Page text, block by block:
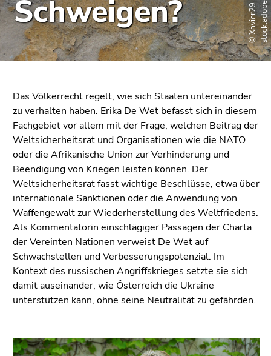
Sie diesen
Link.
Zum
1)
Zur
Positionsanzeige
(Zugriffstaste
2)
Zur
Hauptnavigation
(Zugriffstaste
3)
Zur
Unternavigation
(Zugriffstaste
4)
Zu
den
5)
Schweigen?
©
X
a
v
i
e
r
2
9
-
s
t
o
c
k
.
a
d
o
b
e
.
c
om
Das Völkerrecht regelt, wie sich Staaten untereinander
zu verhalten haben. Erika De Wet befasst sich in diesem
Fachgebiet vor allem mit der Frage, welchen Beitrag der
Weltsicherheitsrat und Organisationen wie die NATO
oder die Afrikanische Union zur Verhinderung und
Beendigung von Kriegen leisten können. Der
Weltsicherheitsrat fasst wichtige Beschlüsse, etwa über
internationale Sanktionen oder die Anwendung von
Waffengewalt zur Wiederherstellung des Weltfriedens.
Als Kommentatorin einschlägiger Passagen der Charta
der Vereinten Nationen verweist De Wet auf
Schwachstellen und Verbesserungspotenzial. Im
Kontext des russischen Angriffskrieges setzte sie sich
damit auseinander, wie Österreich die Ukraine
unterstützen kann, ohne seine Neutralität zu gefährden.